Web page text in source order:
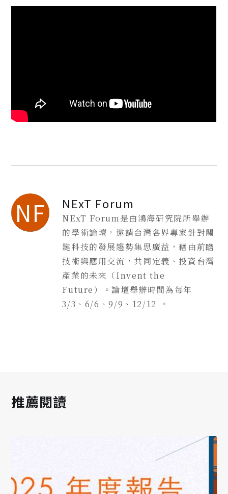
NF NExT Forum
NExT Forum是由鴻海研究院所舉辦
的學術論壇，邀請台灣各界專家針對關
鍵科技的發展趨勢集思廣益，藉由前瞻
技術與應用交流，共同定義、投資台灣
產業的未來（Invent the
Future）。論壇舉辦時間為每年
3/3、6/6、9/9、12/12 。
推薦閱讀